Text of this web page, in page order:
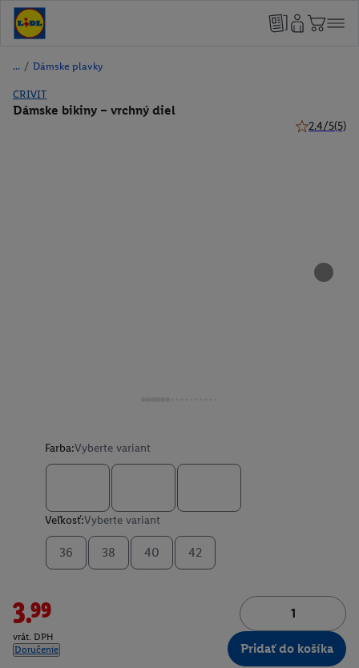
/ Dámske plavky
CRIVIT
Dámske bikiny – vrchný diel
2.4/5(5)
Farba:Vyberte variant
Veľkosť:Vyberte variant
36 38 40 42
3.99
vrát. DPH
Doručenie
Pridať do košíka